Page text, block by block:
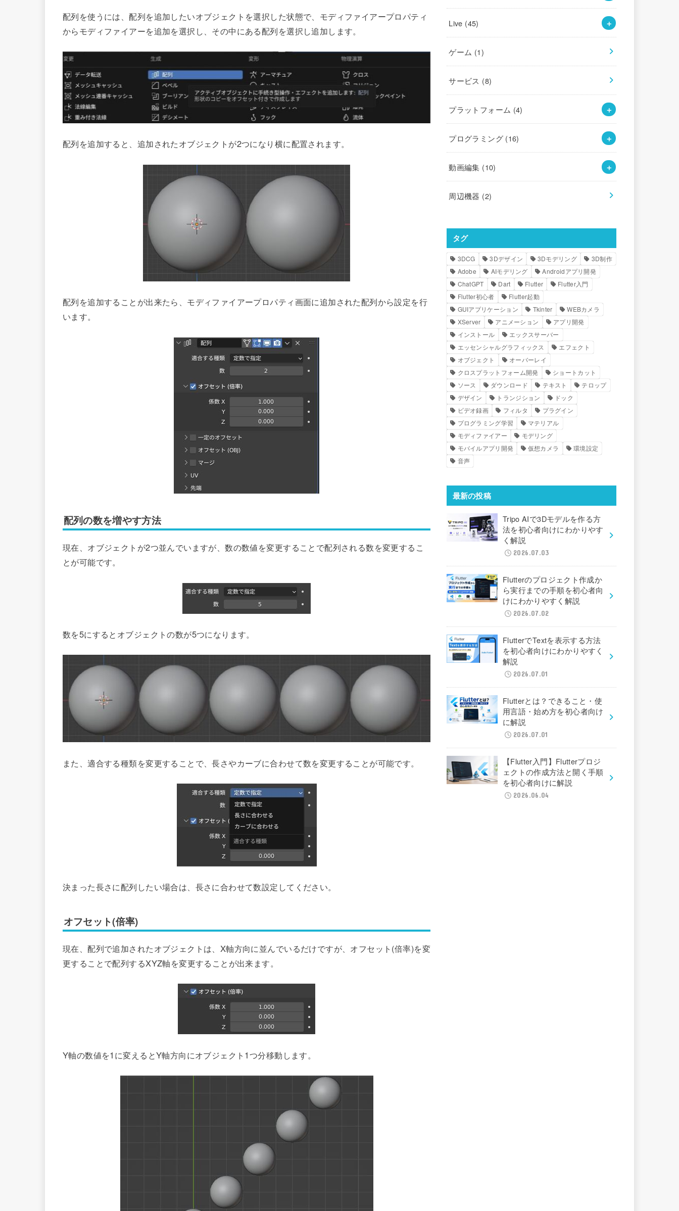
配列を使うには、配列を追加したいオブジェクトを選択した状態で、モディファイアープロパティ
からモディファイアーを追加を選択し、その中にある配列を選択し追加します。
配列を追加すると、追加されたオブジェクトが2つになり横に配置されます。
配列を追加することが出来たら、モディファイアープロパティ画面に追加された配列から設定を行
います。
配列の数を増やす方法
現在、オブジェクトが2つ並んでいますが、数の数値を変更することで配列される数を変更するこ
とが可能です。
数を5にするとオブジェクトの数が5つになります。
また、適合する種類を変更することで、長さやカーブに合わせて数を変更することが可能です。
決まった長さに配列したい場合は、長さに合わせて数設定してください。
オフセット(倍率)
現在、配列で追加されたオブジェクトは、X軸方向に並んでいるだけですが、オフセット(倍率)を変
更することで配列するXYZ軸を変更することが出来ます。
Y軸の数値を1に変えるとY軸方向にオブジェクト1つ分移動します。
Live (45)
ゲーム (1)
サービス (8)
プラットフォーム (4)
プログラミング (16)
動画編集 (10)
周辺機器 (2)
タグ
3DCG 3Dデザイン 3Dモデリング
3D制作
Adobe
AIモデリング
Androidアプリ開発
ChatGPT
Dart Flutter
Flutter入門
Flutter初心者
Flutter起動
GUIアプリケーション
Tkinter
WEBカメラ
XServer
アニメーション
アプリ開発
インストール
エックスサーバー
エッセンシャルグラフィックス
エフェクト
オブジェクト
オーバーレイ
クロスプラットフォーム開発
ショートカット
ソース
ダウンロード テキスト
テロップ
デザイン
トランジション
ドック
ビデオ録画
フィルタ
プラグイン
プログラミング学習
マテリアル
モディファイアー
モデリング
モバイルアプリ開発
仮想カメラ
環境設定
音声
最新の投稿
Tripo AIで3Dモデルを作る方
法を初心者向けにわかりやす
く解説
2026.07.03
Flutterのプロジェクト作成か
ら実行までの手順を初心者向
けにわかりやすく解説
2026.07.02
FlutterでTextを表示する方法
を初心者向けにわかりやすく
解説
2026.07.01
Flutterとは？できること・使
用言語・始め方を初心者向け
に解説
2026.07.01
【Flutter入門】Flutterプロジ
ェクトの作成方法と開く手順
を初心者向けに解説
2026.06.04